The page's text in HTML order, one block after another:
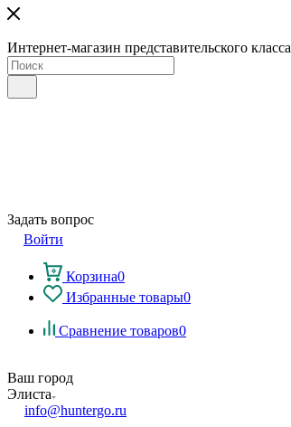
Интернет-магазин представительского класса
Задать вопрос
Войти
Корзина0
Избранные товары0
Сравнение товаров0
Ваш город
Элиста
info@huntergo.ru